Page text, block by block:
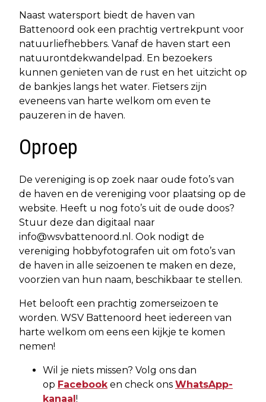
Naast watersport biedt de haven van
Battenoord ook een prachtig vertrekpunt voor
natuurliefhebbers. Vanaf de haven start een
natuurontdekwandelpad. En bezoekers
kunnen genieten van de rust en het uitzicht op
de bankjes langs het water. Fietsers zijn
eveneens van harte welkom om even te
pauzeren in de haven.
Oproep
De vereniging is op zoek naar oude foto’s van
de haven en de vereniging voor plaatsing op de
website. Heeft u nog foto’s uit de oude doos?
Stuur deze dan digitaal naar
info@wsvbattenoord.nl . Ook nodigt de
vereniging hobbyfotografen uit om foto’s van
de haven in alle seizoenen te maken en deze,
voorzien van hun naam, beschikbaar te stellen.
Het belooft een prachtig zomerseizoen te
worden. WSV Battenoord heet iedereen van
harte welkom om eens een kijkje te komen
nemen!
Wil je niets missen? Volg ons dan
op Facebooken check ons WhatsApp-
kanaal !